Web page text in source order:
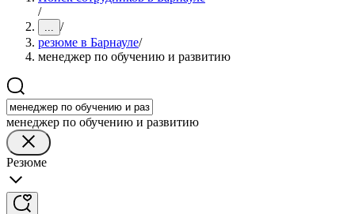
/
... /
резюме в Барнауле/
менеджер по обучению и развитию
менеджер по обучению и развитию
Резюме